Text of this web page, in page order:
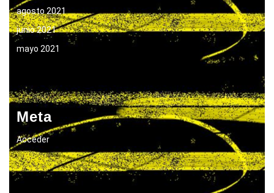
agosto 2021
junio 2021
mayo 2021
Meta
Acceder